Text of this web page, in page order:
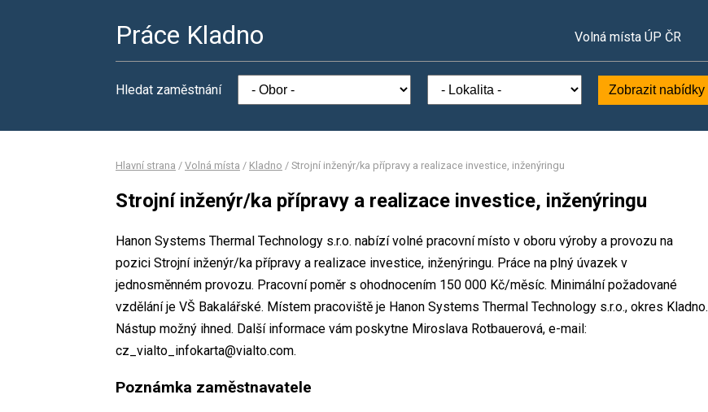
Práce Kladno Volná místa ÚP ČR
Hledat zaměstnání Zobrazit nabídky
Hlavní strana / Volná místa / Kladno / Strojní inženýr/ka přípravy a realizace investice, inženýringu
Strojní inženýr/ka přípravy a realizace investice, inženýringu
Hanon Systems Thermal Technology s.r.o. nabízí volné pracovní místo v oboru výroby a provozu na
pozici Strojní inženýr/ka přípravy a realizace investice, inženýringu. Práce na plný úvazek v
jednosměnném provozu. Pracovní poměr s ohodnocením 150 000 Kč/měsíc. Minimální požadované
vzdělání je VŠ Bakalářské. Místem pracoviště je Hanon Systems Thermal Technology s.r.o., okres Kladno.
Nástup možný ihned. Další informace vám poskytne Miroslava Rotbauerová, e-mail:
cz_vialto_infokarta@vialto.com.
Poznámka zaměstnavatele